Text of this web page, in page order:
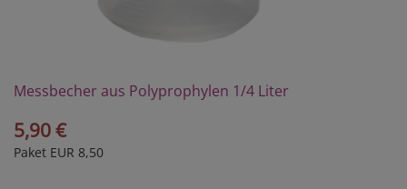
Messbecher aus Polyprophylen 1/4 Liter
5,90 €
Paket EUR 8,50